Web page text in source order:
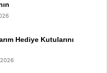
Hediye Kutularını